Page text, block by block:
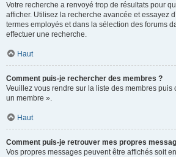
Votre recherche a renvoyé trop de résultats pour
afficher. Utilisez la recherche avancée et essayez
termes employés et dans la sélection des forums
effectuer une recherche.
Haut
Comment puis-je rechercher des membres ?
Veuillez vous rendre sur la liste des membres puis
un membre ».
Haut
Comment puis-je retrouver mes propres
Vos propres messages peuvent être affichés soit